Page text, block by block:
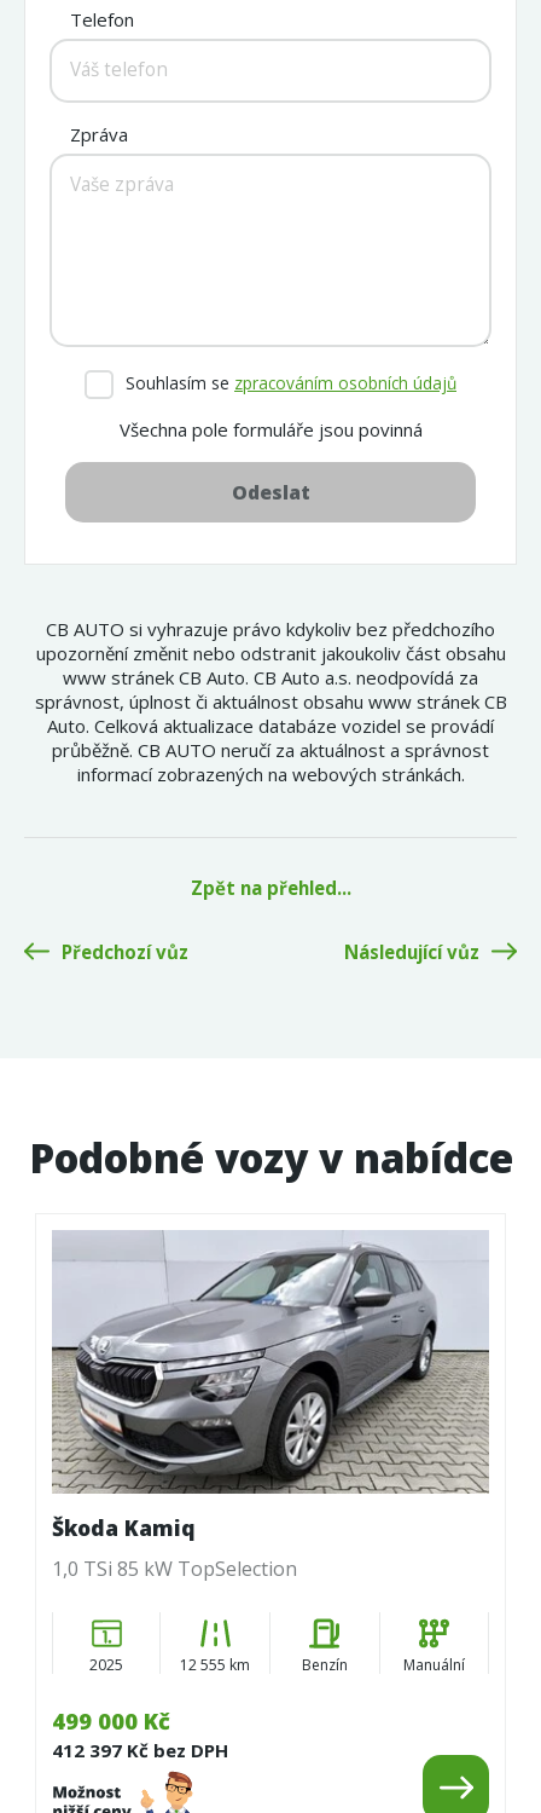
Telefon
Zpráva
Souhlasím se zpracováním osobních údajů
Všechna pole formuláře jsou povinná
Odeslat
CB AUTO si vyhrazuje právo kdykoliv bez předchozího
upozornění změnit nebo odstranit jakoukoliv část obsahu
www stránek CB Auto. CB Auto a.s. neodpovídá za
správnost, úplnost či aktuálnost obsahu www stránek CB
Auto. Celková aktualizace databáze vozidel se provádí
průběžně. CB AUTO neručí za aktuálnost a správnost
informací zobrazených na webových stránkách.
Zpět na přehled...
Předchozí vůz Následující vůz
Podobné vozy v nabídce
499 000 Kč
412 397 Kč bez DPH
Škoda Kamiq
1,0 TSi 85 kW TopSelection
2025 12 555 km Benzín Manuální